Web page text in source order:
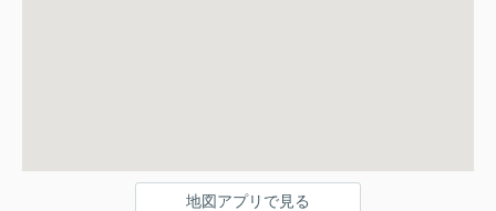
地図アプリで見る